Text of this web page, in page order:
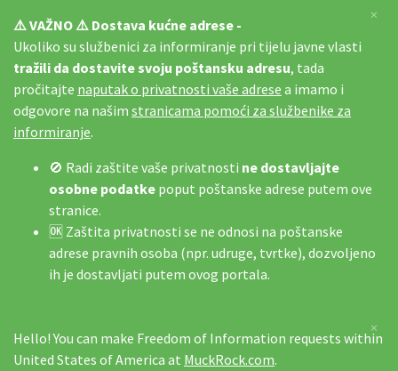
⚠️ VAŽNO ⚠️ Dostava kućne adrese -
Ukoliko su službenici za informiranje pri tijelu javne vlasti
tražili da dostavite svoju poštansku adresu, tada
pročitajte naputak o privatnosti vaše adrese a imamo i
odgovore na našim stranicama pomoći za službenike za
informiranje.
🚫 Radi zaštite vaše privatnosti ne dostavljajte
osobne podatke poput poštanske adrese putem ove
stranice.
🆗 Zaštita privatnosti se ne odnosi na poštanske
adrese pravnih osoba (npr. udruge, tvrtke), dozvoljeno
ih je dostavljati putem ovog portala.
×
Hello! You can make Freedom of Information requests within
United States of America at MuckRock.com.
×